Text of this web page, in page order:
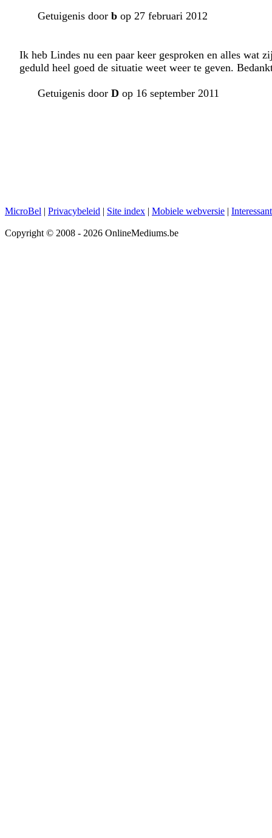
Getuigenis door b op 27 februari 2012
Ik heb Lindes nu een paar keer gesproken en alles wat
geduld heel goed de situatie weet weer te geven.
Getuigenis door D op 16 september 2011
MicroBel | Privacybeleid | Site index | Mobiele webversie |
Copyright © 2008 - 2026 OnlineMediums.be